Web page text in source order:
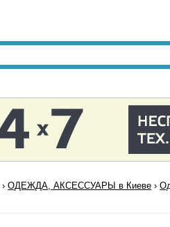
›ОДЕЖДА, АКСЕССУАРЫ в Киеве ›